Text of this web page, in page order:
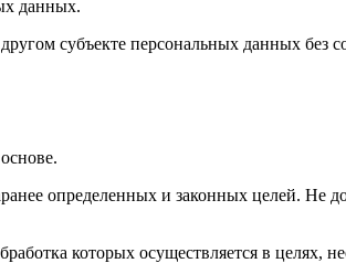
данных.
субъекте персональных данных без
определенных и законных целей. Не
которых осуществляется в целях,